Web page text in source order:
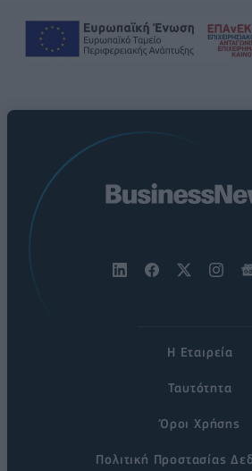
Η Εταιρεία
Ταυτότητα
Όροι Χρήσης
Πολιτική Προστασίας